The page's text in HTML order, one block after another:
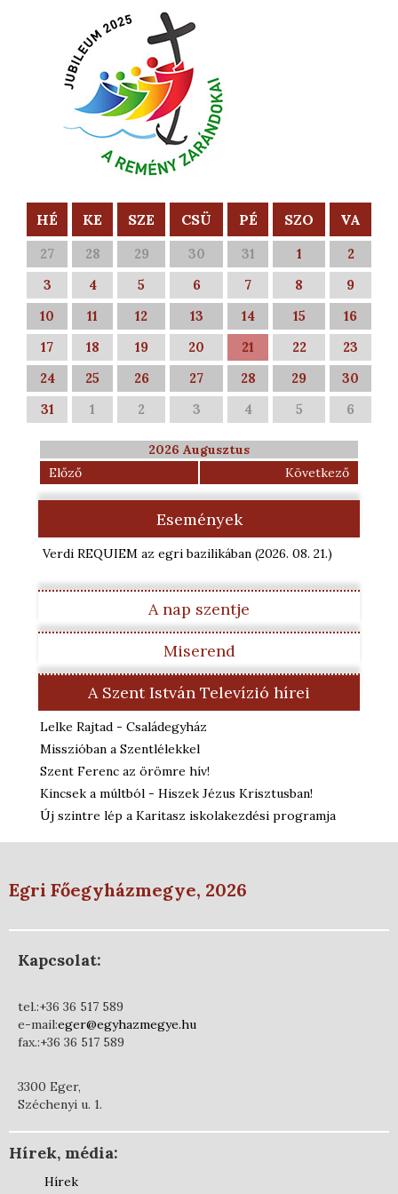
HÉ KE SZE CSÜ PÉ SZO VA
27 28 29 30 31 1
2
3
4 5 6 7 8
9
10
11 12 13 14 15
16
17
18 19 20 21 22
23
24
25 26 27 28 29
30
31
1 2 3 4 5 6
2026 Augusztus
Előző
Következő
Események
Verdi REQUIEM az egri bazilikában (2026. 08. 21.)
A nap szentje
Miserend
A Szent István Televízió hírei
Lelke Rajtad - Családegyház
Misszióban a Szentlélekkel
Szent Ferenc az örömre hív!
Kincsek a múltból - Hiszek Jézus Krisztusban!
Új szintre lép a Karitasz iskolakezdési programja
Egri Főegyházmegye, 2026
Kapcsolat:
tel.:+36 36 517 589
e-mail:eger@egyhazmegye.hu
fax.:+36 36 517 589
3300 Eger,
Széchenyi u. 1.
Hírek, média:
Hírek